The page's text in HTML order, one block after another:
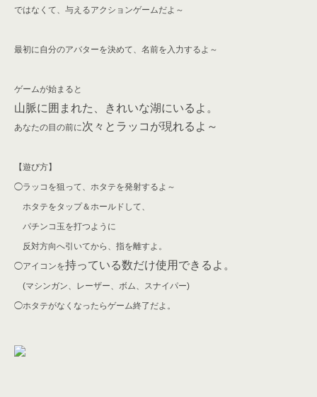
ではなくて、与えるアクションゲームだよ～
最初に自分のアバターを決めて、 名前を入力するよ～
ゲームが始まると
山脈に囲まれた、きれいな湖にいるよ。
あなたの目の前に次々とラッコが現れるよ～
【遊び方】
◯ラッコを狙って、ホタテを発射するよ～
ホタテをタップ＆ホールドして、
パチンコ玉を打つように
反対方向へ引いてから、指を離すよ。
◯アイコンを持っている数だけ使用できるよ。
(マシンガン、レーザー、ボム、スナイパー)
◯ホタテがなくなったらゲーム終了だよ。